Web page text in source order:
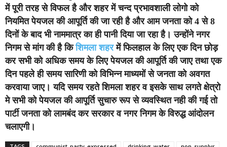
में पूरी तरह से विफल है और शहर में चन्द प्रभावशाली लोगो को
नियमित पेयजल की आपूर्ति की जा रही है और आम जनता को 4 से 8
दिनों के बाद भी नाममात्र का ही पानी दिया जा रहा है। उन्होंने नगर
निगम से मांग की है किशिमला शहरमें फिलहाल के लिए एक दिन छोड़
कर सभी को अधिक समय के लिए पेयजल की आपूर्ति की जाए तथा एक
दिन पहले ही समय सारिणी को विभिन्न माध्यमों से जनता को अवगत
करवाया जाए। यदि समय रहते शिमला शहर व इसके साथ लगते क्षेत्रो
मे सभी को पेयजल की आपूर्ति सुचारु रूप से व्यवस्थित नही की गई तो
पार्टी जनता को लामबंद कर सरकार व नगर निगम के विरुद्ध आंदोलन
चलाएगी।